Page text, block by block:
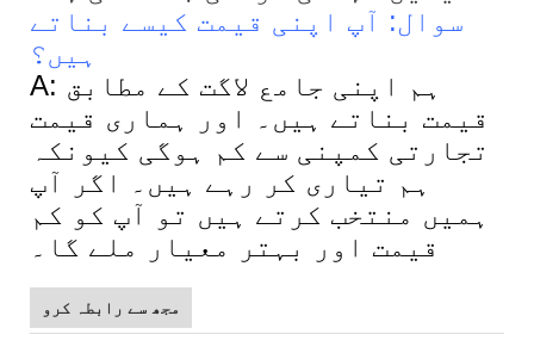
سوال: آپ اپنی قیمت کیسے بناتے
ہیں؟
A: ہم اپنی جامع لاگت کے مطابق
قیمت بناتے ہیں۔ اور ہماری قیمت
تجارتی کمپنی سے کم ہوگی کیونکہ
ہم تیاری کر رہے ہیں۔ اگر آپ
ہمیں منتخب کرتے ہیں تو آپ کو کم
قیمت اور بہتر معیار ملے گا۔
مجھ سے رابطہ کرو